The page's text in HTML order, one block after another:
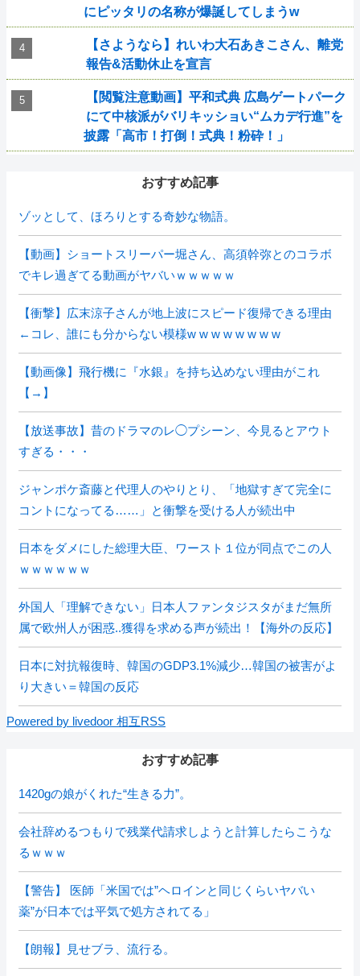
にピッタリの名称が爆誕してしまうw
【さようなら】れいわ大石あきこさん、離党
報告&活動休止を宣言
【閲覧注意動画】平和式典 広島ゲートパーク
にて中核派がバリキッショい“ムカデ行進”を
披露「高市！打倒！式典！粉砕！」
おすすめ記事
ゾッとして、ほろりとする奇妙な物語。
【動画】ショートスリーパー堀さん、高須幹弥とのコラボ
でキレ過ぎてる動画がヤバいｗｗｗｗｗ
【衝撃】広末涼子さんが地上波にスピード復帰できる理由
←コレ、誰にも分からない模様w w w w w w w w
【動画像】飛行機に『水銀』を持ち込めない理由がこれ
【→】
【放送事故】昔のドラマのレ◯プシーン、今見るとアウト
すぎる・・・
ジャンポケ斎藤と代理人のやりとり、「地獄すぎて完全に
コントになってる……」と衝撃を受ける人が続出中
日本をダメにした総理大臣、ワースト１位が同点でこの人
ｗｗｗｗｗｗ
外国人「理解できない」日本人ファンタジスタがまだ無所
属で欧州人が困惑..獲得を求める声が続出！【海外の反応】
日本に対抗報復時、韓国のGDP3.1%減少…韓国の被害がよ
り大きい＝韓国の反応
Powered by livedoor 相互RSS
おすすめ記事
1420gの娘がくれた“生きる力”。
会社辞めるつもりで残業代請求しようと計算したらこうな
るｗｗｗ
【警告】 医師「米国では”ヘロインと同じくらいヤバい
薬”が日本では平気で処方されてる」
【朗報】見せブラ、流行る。